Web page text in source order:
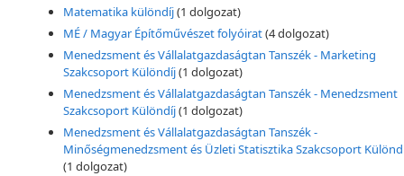
Matematika különdíj(1 dolgozat)
MÉ / Magyar Építőművészet folyóirat(4 dolgozat)
Menedzsment és Vállalatgazdaságtan Tanszék - Marketing
Szakcsoport Különdíj(1 dolgozat)
Menedzsment és Vállalatgazdaságtan Tanszék - Menedzsment
Szakcsoport Különdíj(1 dolgozat)
Menedzsment és Vállalatgazdaságtan Tanszék -
Minőségmenedzsment és Üzleti Statisztika Szakcsoport
(1 dolgozat)